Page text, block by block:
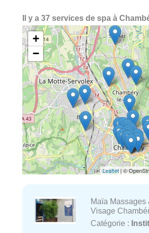
Il y a 37 services de spa à
+
−
Leaflet| ©
Maïa Massages
Visage
Catégorie :